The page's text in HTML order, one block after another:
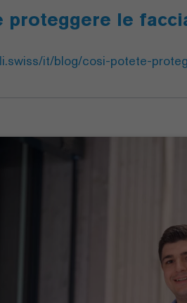
proteggere le
it/blog/cosi-potete-